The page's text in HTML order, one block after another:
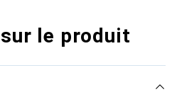
le produit